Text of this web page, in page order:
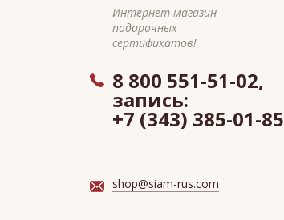
Интернет-магазин
подарочных
сертификатов!
8 800 551-51-02,
запись:
+7 (343) 385-01-85
shop@siam-rus.com